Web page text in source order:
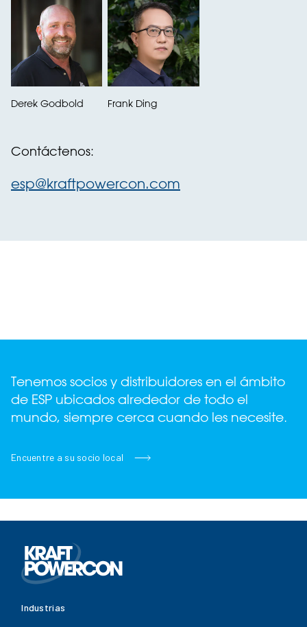
Derek Godbold Frank Ding
Contáctenos:
esp@kraftpowercon.com
Tenemos socios y distribuidores en el ámbito
de ESP ubicados alrededor de todo el
mundo, siempre cerca cuando les necesite.
Encuentre a su socio local
Industrias